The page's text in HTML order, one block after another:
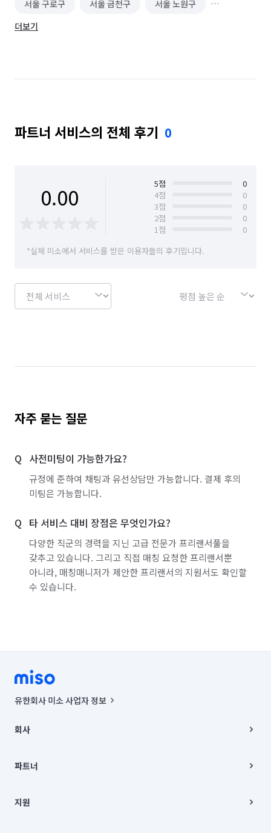
서울 구로구 서울 금천구 서울 노원구
서울 도봉구
서울 성동구 서울 성북구 서울 송파구
서울 은평구 서울 종로구 서울 중구
더보기
파트너 서비스의 전체 후기 0
0.00 5점
0
4점
0
3점
0
2점
0
1점
0
*실제 미소에서 서비스를 받은 이용자들의 후기입니다.
자주 묻는 질문
사전미팅이 가능한가요?
규정에 준하여 채팅과 유선상담만 가능합니다. 결제 후의
미팅은 가능합니다.
타 서비스 대비 장점은 무엇인가요?
다양한 직군의 경력을 지닌 고급 전문가 프리랜서풀을
갖추고 있습니다. 그리고 직접 매칭 요청한 프리랜서뿐
아니라, 매칭매니저가 제안한 프리랜서의 지원서도 확인할
수 있습니다.
유한회사 미소 사업자 정보
00019 |
주소 | 본사: 서울특별시 종로구 율곡로 6(중학동, 트윈트리빌딩) B동 5층
컨택센터 : 서울특별시 종로구 수송동 율곡로 24, 7층, 8층 미소
상품, 상품정보, 거래에 관한 의무와 책임은 거래당사자에게 있습니다.
언론 보도 관련 문의:
회사
채용
파트너
이사
지원